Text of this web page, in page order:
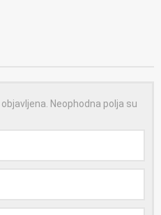
Neophodna polja su